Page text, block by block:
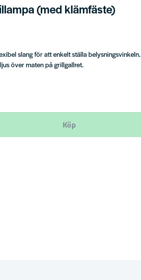
(med klämfäste)
slang för att enkelt ställa belysningsvinkeln.
över maten på grillgallret.
Köp